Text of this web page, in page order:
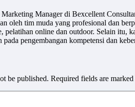
Manager di Bexcellent
oleh tim muda yang profesional dan
pelatihan online dan outdoor. Selain itu,
pengembangan kompetensi dan
be published. Required fields are marked